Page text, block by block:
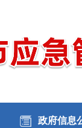
政府信息